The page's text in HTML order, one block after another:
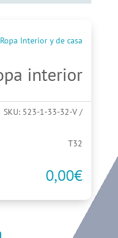
Ropa Interior y de casa
interior
SKU: 523-1-33-32-V
T32
0,00€